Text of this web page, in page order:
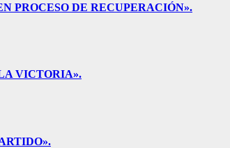
PROCESO DE RECUPERACIÓN».
VICTORIA».